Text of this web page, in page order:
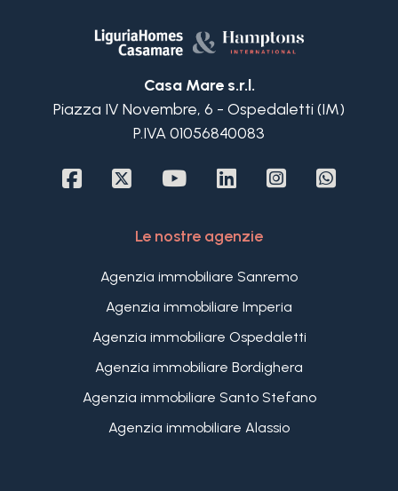
ambienti hanno grandi affacci con spettacolare
vista sul mare o sul verde il tutto caratterizzato da
un'atmosfera unica ed elegante. Un grande
proprietà.
Esternamente la villa in vendita a Santo Stefano
in gran parte pianeggiante, a disposizione con la
Diversi posti auto scoperti sono disponibili ed è
anche possibile costruire un ulteriore garage a
servizio di questa spettacolare ed esclusiva
proprietà.
Casa Mare s.r.l.
Piazza IV Novembre, 6 - Ospedaletti (IM)
P.IVA 01056840083
Le nostre agenzie
Agenzia immobiliare Sanremo
Agenzia immobiliare Imperia
Agenzia immobiliare Ospedaletti
Agenzia immobiliare Bordighera
Agenzia immobiliare Santo Stefano
Agenzia immobiliare Alassio